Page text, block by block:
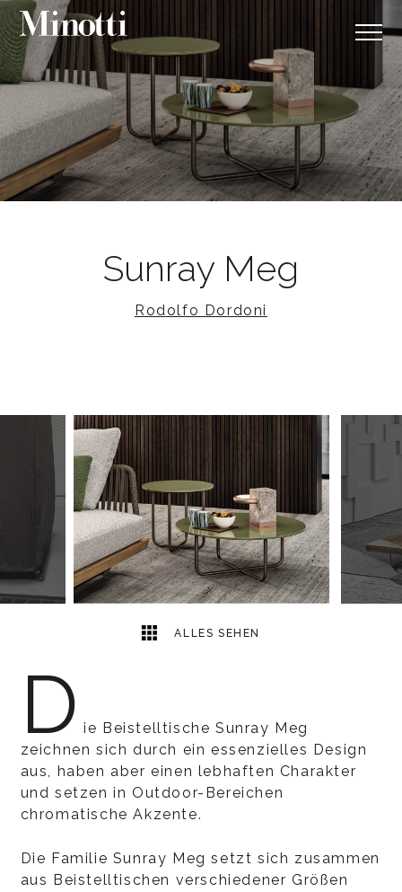
Sunray Meg
Rodolfo Dordoni
ALLES SEHEN
2
D ie Beistelltische Sunray Meg
zeichnen sich durch ein essenzielles Design
aus, haben aber einen lebhaften Charakter
und setzen in Outdoor-Bereichen
chromatische Akzente.
Die Familie Sunray Meg setzt sich zusammen
aus Beistelltischen verschiedener Größen